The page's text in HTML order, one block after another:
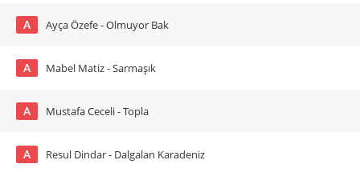
A Ayça Özefe - Olmuyor Bak
A Mabel Matiz - Sarmaşık
A Mustafa Ceceli - Topla
A Resul Dindar - Dalgalan Karadeniz